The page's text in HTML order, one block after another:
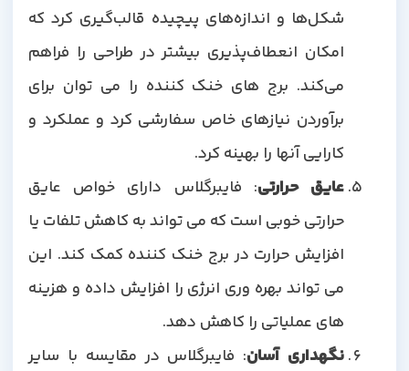
شکل‌ها و اندازه‌های پیچیده قالب‌گیری کرد که
امکان انعطاف‌پذیری بیشتر در طراحی را فراهم
می‌کند. برج های خنک کننده را می توان برای
برآوردن نیازهای خاص سفارشی کرد و عملکرد و
کارایی آنها را بهینه کرد.
عایق حرارتی: فایبرگلاس دارای خواص عایق
حرارتی خوبی است که می تواند به کاهش تلفات یا
افزایش حرارت در برج خنک کننده کمک کند. این
می تواند بهره وری انرژی را افزایش داده و هزینه
های عملیاتی را کاهش دهد.
نگهداری آسان: فایبرگلاس در مقایسه با سایر